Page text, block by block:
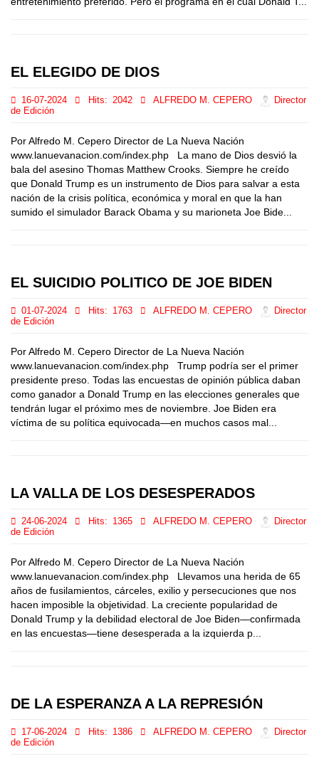
EL ELEGIDO DE DIOS
16-07-2024 Hits: 2042 ALFREDO M. CEPERO
Director
de Edición
Por Alfredo M. Cepero Director de La Nueva Nación
www.lanuevanacion.com/index.php La mano de Dios desvió la
bala del asesino Thomas Matthew Crooks. Siempre he creído
que Donald Trump es un instrumento de Dios para salvar a esta
nación de la crisis política, económica y moral en que la han
sumido el simulador Barack Obama y su marioneta Joe Bide...
EL SUICIDIO POLITICO DE JOE BIDEN
01-07-2024 Hits: 1763 ALFREDO M. CEPERO
Director
de Edición
Por Alfredo M. Cepero Director de La Nueva Nación
www.lanuevanacion.com/index.php Trump podría ser el primer
presidente preso. Todas las encuestas de opinión pública daban
como ganador a Donald Trump en las elecciones generales que
tendrán lugar el próximo mes de noviembre. Joe Biden era
víctima de su política equivocada—en muchos casos mal...
LA VALLA DE LOS DESESPERADOS
24-06-2024 Hits: 1365 ALFREDO M. CEPERO
Director
de Edición
Por Alfredo M. Cepero Director de La Nueva Nación
www.lanuevanacion.com/index.php Llevamos una herida de 65
años de fusilamientos, cárceles, exilio y persecuciones que nos
hacen imposible la objetividad. La creciente popularidad de
Donald Trump y la debilidad electoral de Joe Biden—confirmada
en las encuestas—tiene desesperada a la izquierda p...
DE LA ESPERANZA A LA REPRESIÓN
17-06-2024 Hits: 1386 ALFREDO M. CEPERO
Director
de Edición